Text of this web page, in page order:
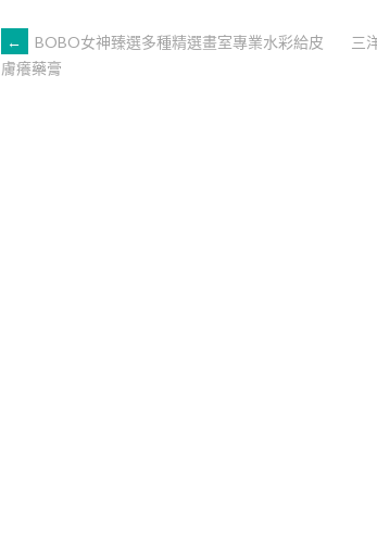
文
←
BOBO女神臻選多種精選畫室專業水彩給皮
膚癢藥膏
三